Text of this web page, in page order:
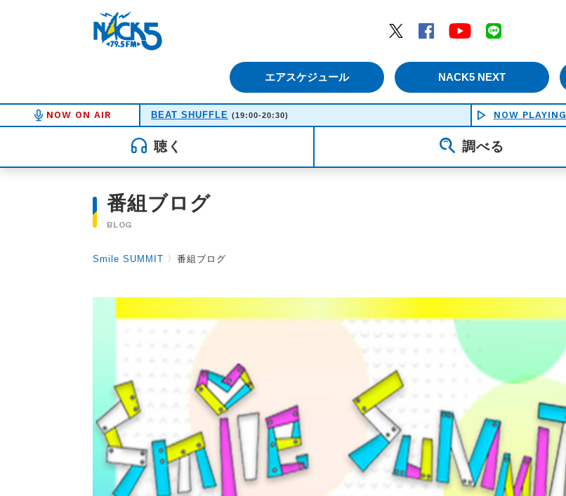
Twitter
Facebook YouTube
エアスケジュール NACK5 NEXT
NOW ON AIR BEAT SHUFFLE (19:00-20:30) NOW PLAYING
聴く 調べる
番組ブログ
BLOG
Smile SUMMIT 〉 番組ブログ